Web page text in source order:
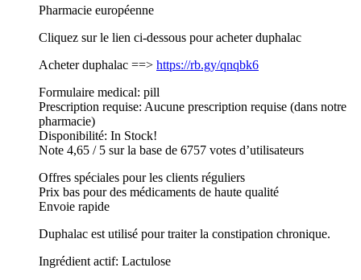
Pharmacie européenne
Cliquez sur le lien ci-dessous pour acheter duphalac
Acheter duphalac ==> https://rb.gy/qnqbk6
Formulaire medical: pill
Prescription requise: Aucune prescription requise (dans notre
pharmacie)
Disponibilité: In Stock!
Note 4,65 / 5 sur la base de 6757 votes d’utilisateurs
Offres spéciales pour les clients réguliers
Prix bas pour des médicaments de haute qualité
Envoie rapide
Duphalac est utilisé pour traiter la constipation chronique.
Ingrédient actif: Lactulose